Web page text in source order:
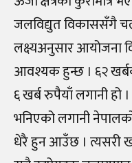
जलविद्युत विकाससँगै
लक्ष्यअनुसार आयोजना
आवश्यक हुन्छ । ६२
६ खर्ब रुपैयाँ लगानी
भनिएको लगानी
धेरै हुन आउँछ । त्यसरी